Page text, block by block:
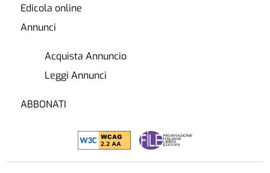
Edicola online
Annunci
Acquista Annuncio
Leggi Annunci
ABBONATI